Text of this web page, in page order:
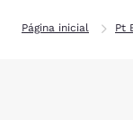
Página inicial Pt